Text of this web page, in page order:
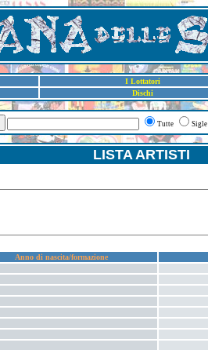
I Lottatori
Dischi
Tutte Sigle
LISTA ARTISTI
Anno di nascita/formazione